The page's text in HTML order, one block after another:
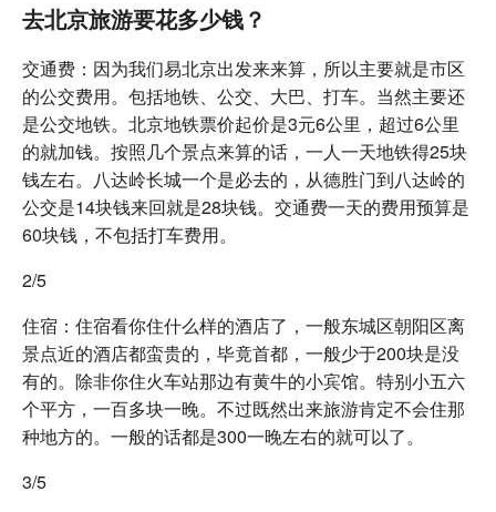
去北京旅游要花多少钱？
交通费：因为我们易北京出发来来算，所以主要就是市区
的公交费用。包括地铁、公交、大巴、打车。当然主要还
是公交地铁。北京地铁票价起价是3元6公里，超过6公里
的就加钱。按照几个景点来算的话，一人一天地铁得25块
钱左右。八达岭长城一个是必去的，从德胜门到八达岭的
公交是14块钱来回就是28块钱。交通费一天的费用预算是
60块钱，不包括打车费用。
2/5
住宿：住宿看你住什么样的酒店了，一般东城区朝阳区离
景点近的酒店都蛮贵的，毕竟首都，一般少于200块是没
有的。除非你住火车站那边有黄牛的小宾馆。特别小五六
个平方，一百多块一晚。不过既然出来旅游肯定不会住那
种地方的。一般的话都是300一晚左右的就可以了。
3/5